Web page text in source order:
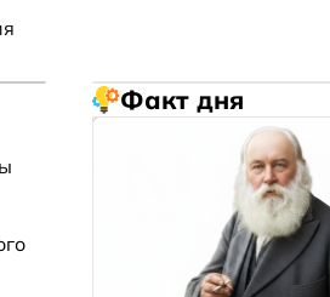
Факт дня